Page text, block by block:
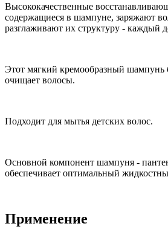
Высококачественные
содержащиеся в шампуне, заряжают
разглаживают их структуру - каждый
Этот мягкий кремообразный шампунь
очищает волосы.
Подходит для мытья детских волос.
Основной компонент шампуня -
обеспечивает оптимальный
Применение